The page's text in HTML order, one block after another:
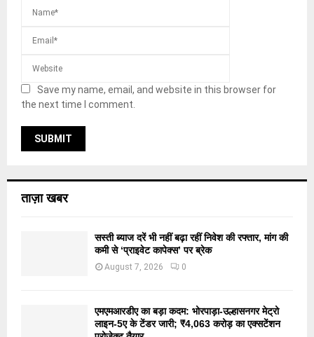
Save my name, email, and website in this browser for
the next time I comment.
ताज़ा खबर
सस्ती ब्याज दरें भी नहीं बढ़ा रहीं निवेश की रफ्तार, मांग की
कमी से ‘प्राइवेट कापेक्स’ पर ब्रेक
August 7, 2026 0
एमएमआरडीए का बड़ा कदम: भोरपाड़ा-उल्हासनगर मेट्रो
लाइन-5ए के टेंडर जारी; ₹4,063 करोड़ का एक्सटेंशन